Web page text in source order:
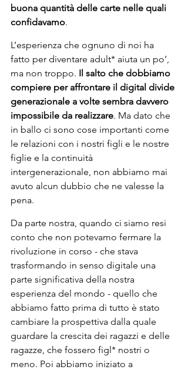
buona quantità delle carte nelle quali
confidavamo.
L’esperienza che ognuno di noi ha
fatto per diventare adult* aiuta un po’,
ma non troppo. Il salto che dobbiamo
compiere per affrontare il digital divide
generazionale a volte sembra davvero
impossibile da realizzare. Ma dato che
in ballo ci sono cose importanti come
le relazioni con i nostri figli e le nostre
figlie e la continuità
intergenerazionale, non abbiamo mai
avuto alcun dubbio che ne valesse la
pena.
Da parte nostra, quando ci siamo resi
conto che non potevamo fermare la
rivoluzione in corso - che stava
trasformando in senso digitale una
parte significativa della nostra
esperienza del mondo - quello che
abbiamo fatto prima di tutto è stato
cambiare la prospettiva dalla quale
guardare la crescita dei ragazzi e delle
ragazze, che fossero figl* nostri o
meno. Poi abbiamo iniziato a